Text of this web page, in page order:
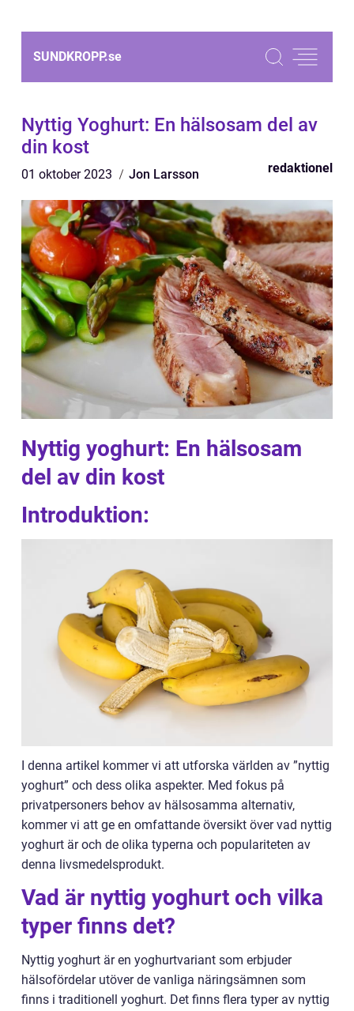
SUNDKROPP.se
Nyttig Yoghurt: En hälsosam del av
din kost
01 oktober 2023 Jon Larsson redaktionel
Nyttig yoghurt: En hälsosam
del av din kost
Introduktion:
I denna artikel kommer vi att utforska världen av ”nyttig
yoghurt” och dess olika aspekter. Med fokus på
privatpersoners behov av hälsosamma alternativ,
kommer vi att ge en omfattande översikt över vad nyttig
yoghurt är och de olika typerna och populariteten av
denna livsmedelsprodukt.
Vad är nyttig yoghurt och vilka
typer finns det?
Nyttig yoghurt är en yoghurtvariant som erbjuder
hälsofördelar utöver de vanliga näringsämnen som
finns i traditionell yoghurt. Det finns flera typer av nyttig